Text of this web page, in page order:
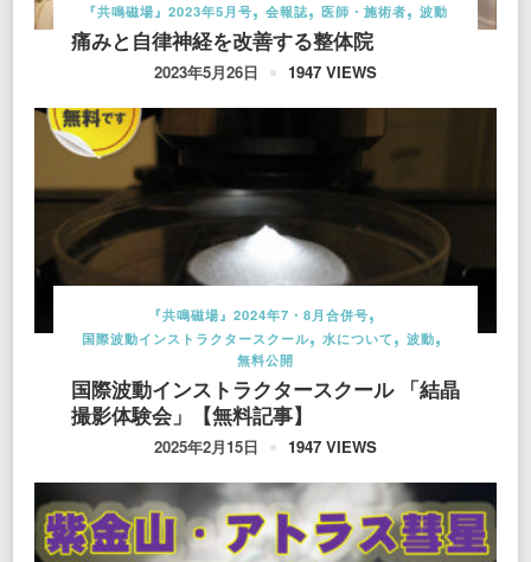
『共鳴磁場』2023年5月号 会報誌 医師・施術者 波動
痛みと自律神経を改善する整体院
2023年5月26日 1947 VIEWS
『共鳴磁場』2024年7・8月合併号
国際波動インストラクタースクール
水について
波動
無料公開
国際波動インストラクタースクール 「結晶
撮影体験会」【無料記事】
2025年2月15日 1947 VIEWS